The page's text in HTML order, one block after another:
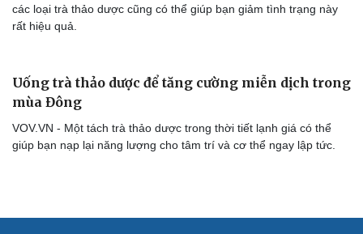
Cải chính
các loại trà thảo dược cũng có thể giúp bạn giảm tình trạng này
rất hiệu quả.
Uống trà thảo dược để tăng cường miễn dịch trong
mùa Đông
VOV.VN - Một tách trà thảo dược trong thời tiết lạnh giá có thể
giúp bạn nạp lại năng lượng cho tâm trí và cơ thể ngay lập tức.